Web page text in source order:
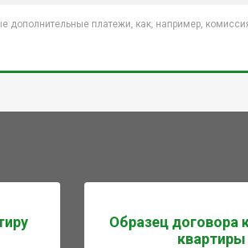
дополнительные платежи, как, например,
Образец договора
квартиры